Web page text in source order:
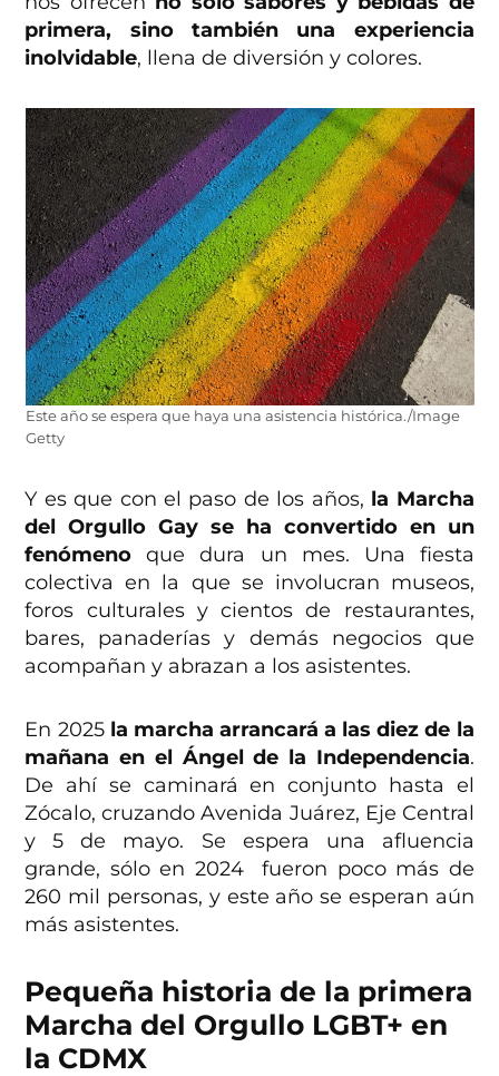
primera, sino también una experiencia
inolvidable, llena de diversión y colores.
Este año se espera que haya una asistencia histórica./Image
Getty
Y es que con el paso de los años, la Marcha
del Orgullo Gay se ha convertido en un
fenómeno que dura un mes. Una fiesta
colectiva en la que se involucran museos,
foros culturales y cientos de restaurantes,
bares, panaderías y demás negocios que
acompañan y abrazan a los asistentes.
En 2025 la marcha arrancará a las diez de la
mañana en el Ángel de la Independencia.
De ahí se caminará en conjunto hasta el
Zócalo, cruzando Avenida Juárez, Eje Central
y 5 de mayo. Se espera una afluencia
grande, sólo en 2024 fueron poco más de
260 mil personas, y este año se esperan aún
más asistentes.
Pequeña historia de la primera
Marcha del Orgullo LGBT+ en
la CDMX